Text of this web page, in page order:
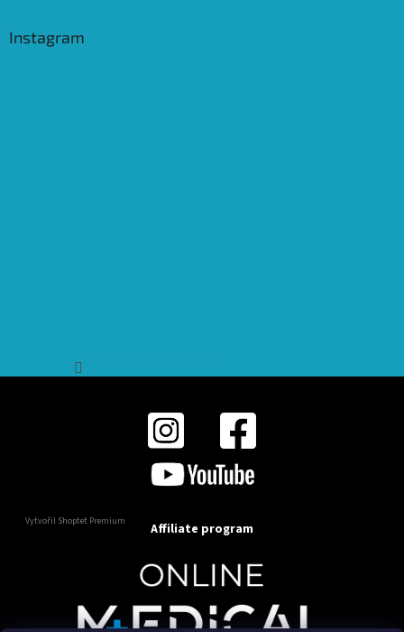
Instagram
Vytvořil Shoptet Premium Affiliate program